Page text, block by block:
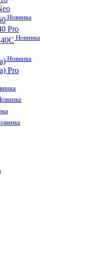
Новинка
Pro
Новинка
Новинка
Pro